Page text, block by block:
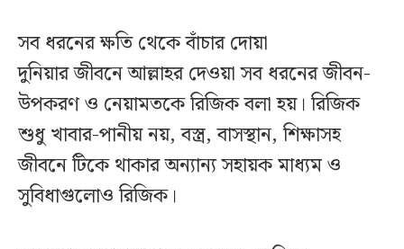
সব ধরনের ক্ষতি থেকে বাঁচার দোয়া
দুনিয়ার জীবনে আল্লাহর দেওয়া সব ধরনের জীবন-
উপকরণ ও নেয়ামতকে রিজিক বলা হয়। রিজিক
শুধু খাবার-পানীয় নয়, বস্ত্র, বাসস্থান, শিক্ষাসহ
জীবনে টিকে থাকার অন্যান্য সহায়ক মাধ্যম ও
সুবিধাগুলোও রিজিক।